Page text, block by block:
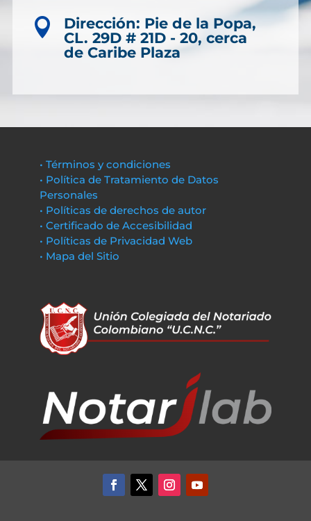

Dirección: Pie de la Popa,
CL. 29D # 21D - 20, cerca
de Caribe Plaza
• Términos y condiciones
• Política de Tratamiento de Datos
Personales
• Políticas de derechos de autor
• Certificado de Accesibilidad
• Políticas de Privacidad Web
• Mapa del Sitio